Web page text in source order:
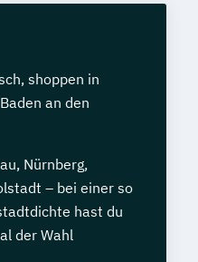
shoppen in
an den
Nürnberg,
– bei einer so
hast du
der Wahl